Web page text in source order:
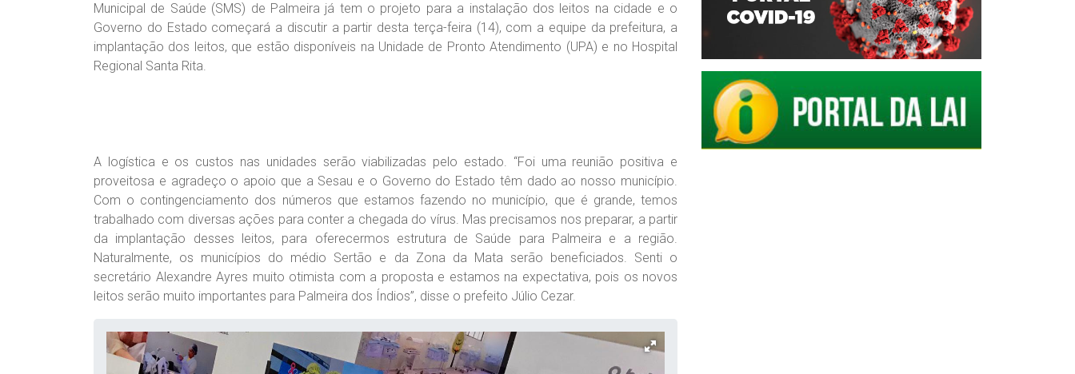
Municipal de Saúde (SMS) de Palmeira já tem o projeto para a instalação dos leitos na cidade e o
Governo do Estado começará a discutir a partir desta terça-feira (14), com a equipe da prefeitura, a
implantação dos leitos, que estão disponíveis na Unidade de Pronto Atendimento (UPA) e no Hospital
Regional Santa Rita.
A logística e os custos nas unidades serão viabilizadas pelo estado. “Foi uma reunião positiva e
proveitosa e agradeço o apoio que a Sesau e o Governo do Estado têm dado ao nosso município.
Com o contingenciamento dos números que estamos fazendo no município, que é grande, temos
trabalhado com diversas ações para conter a chegada do vírus. Mas precisamos nos preparar, a partir
da implantação desses leitos, para oferecermos estrutura de Saúde para Palmeira e a região.
Naturalmente, os municípios do médio Sertão e da Zona da Mata serão beneficiados. Senti o
secretário Alexandre Ayres muito otimista com a proposta e estamos na expectativa, pois os novos
leitos serão muito importantes para Palmeira dos Índios”, disse o prefeito Júlio Cezar.